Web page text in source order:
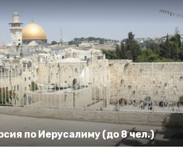
по Иерусалиму (до 8 чел.)